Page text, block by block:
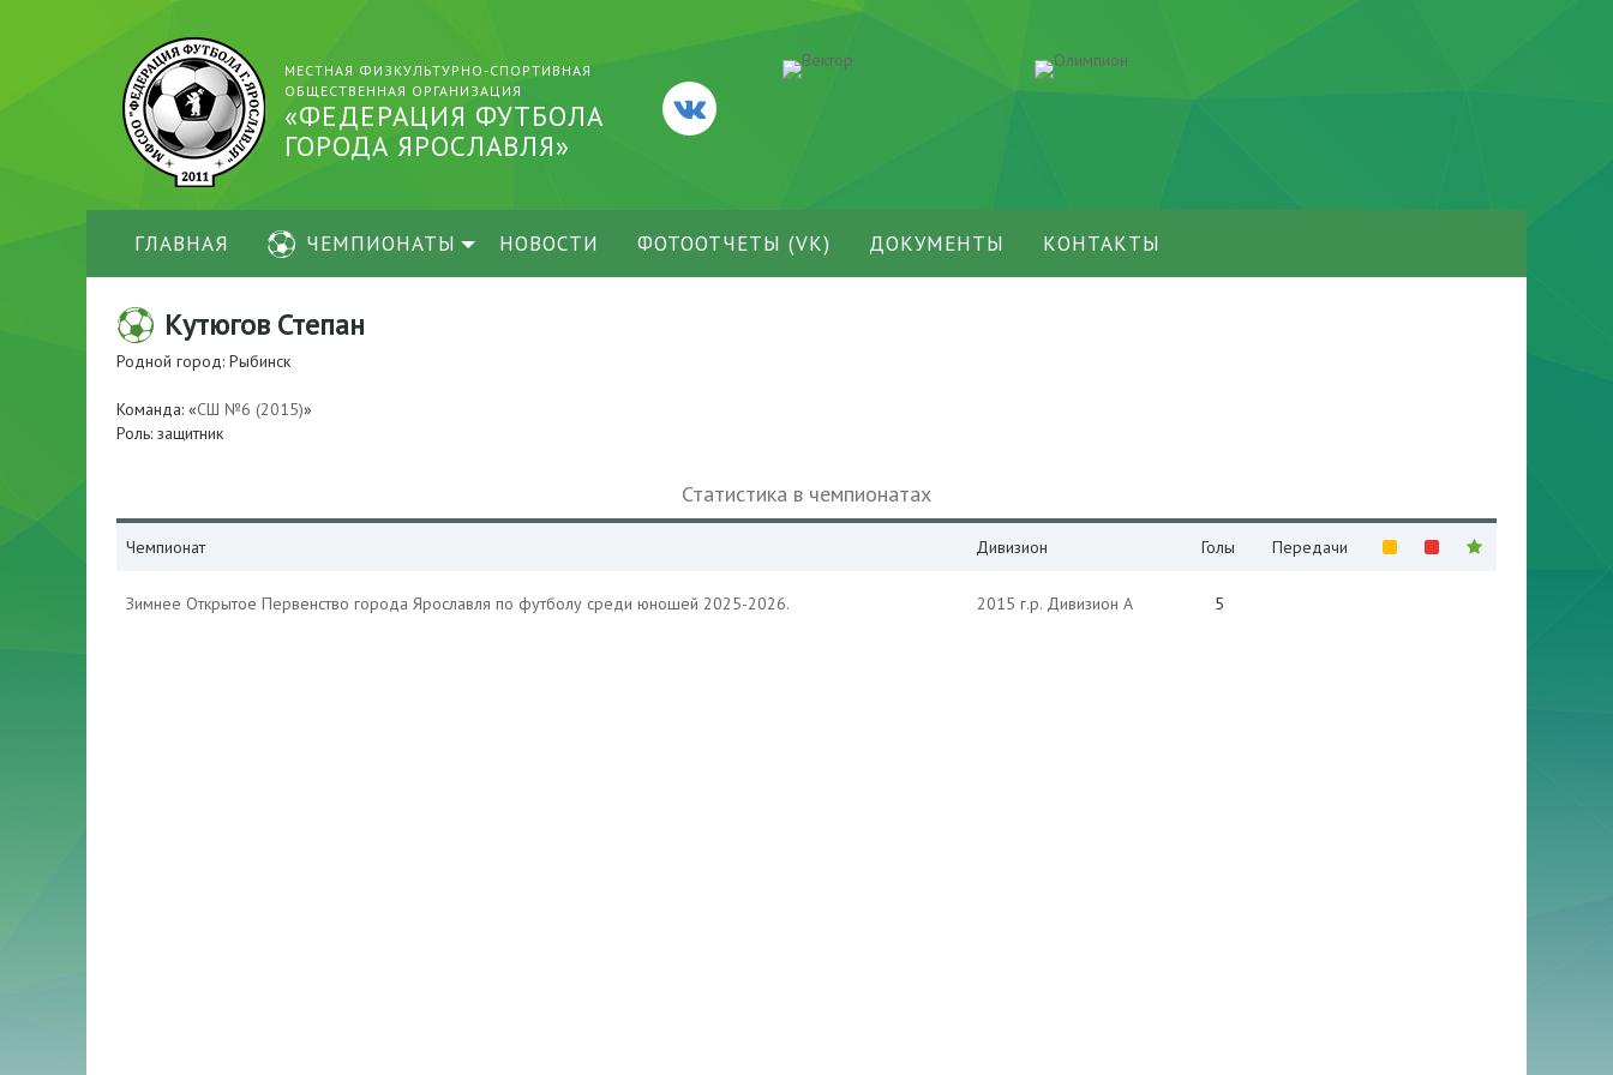
МЕСТНАЯ ФИЗКУЛЬТУРНО-СПОРТИВНАЯ
ОБЩЕСТВЕННАЯ ОРГАНИЗАЦИЯ
«ФЕДЕРАЦИЯ ФУТБОЛА
ГОРОДА ЯРОСЛАВЛЯ»
ГЛАВНАЯ ЧЕМПИОНАТЫ НОВОСТИ ФОТООТЧЕТЫ (VK) ДОКУМЕНТЫ КОНТАКТЫ
Кутюгов Степан
Родной город: Рыбинск
Команда: «СШ №6 (2015)»
Роль: защитник
Статистика в чемпионатах
Чемпионат Дивизион Голы Передачи
Зимнее Открытое Первенство города Ярославля по футболу среди юношей 2025-2026. 2015 г.р. Дивизион А 5